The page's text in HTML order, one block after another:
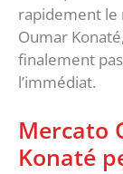
rapidement le
Oumar
finalement
l’immédiat.
Mercato
Konaté